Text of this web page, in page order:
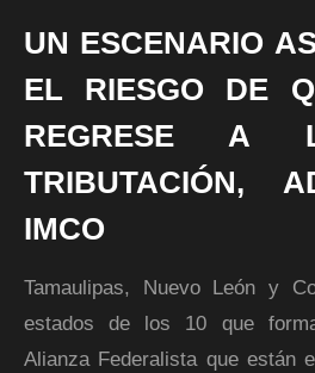
UN ESCENARIO
EL RIESGO DE
REGRESE A
TRIBUTACIÓN,
IMCO
Tamaulipas, Nuevo León y
estados de los 10 que
Alianza Federalista que están